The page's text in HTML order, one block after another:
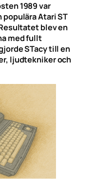
1989 var
Atari ST
blev en
med fullt
STacy till en
ljudtekniker och